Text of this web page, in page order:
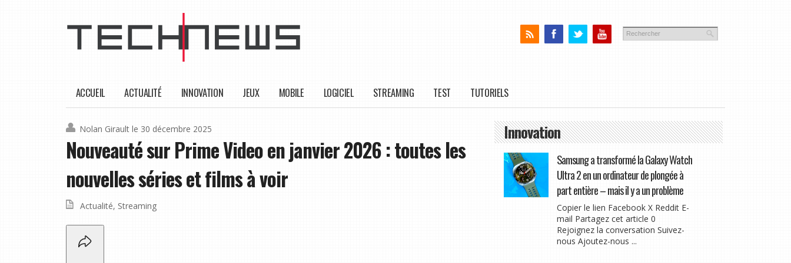
ACCUEIL ACTUALITÉ INNOVATION JEUX MOBILE LOGICIEL STREAMING TEST TUTORIELS
Nolan Girault le 30 décembre 2025
Nouveauté sur Prime Video en janvier 2026 : toutes les
nouvelles séries et films à voir
Actualité, Streaming
Innovation
Samsung a transformé la Galaxy Watch
Ultra 2 en un ordinateur de plongée à
part entière – mais il y a un problème
Copier le lien Facebook X Reddit E-
mail Partagez cet article 0
Rejoignez la conversation Suivez-
nous Ajoutez-nous ...